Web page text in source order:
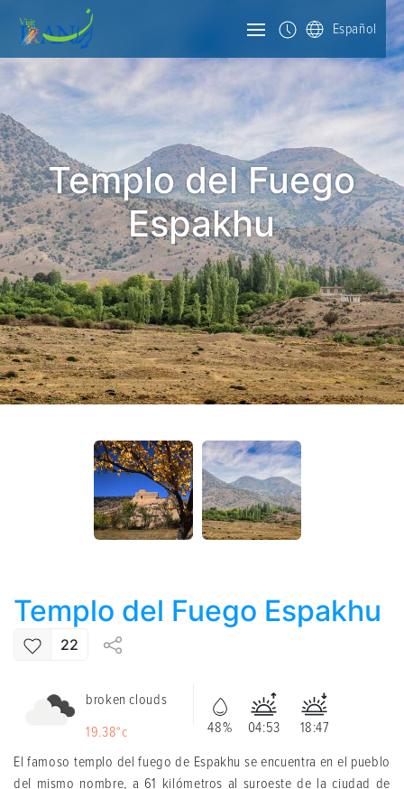
Español
Templo del Fuego
Espakhu
Templo del Fuego Espakhu
22
broken clouds
19.38°c
48% 04:53
18:47
El famoso templo del fuego de Espakhu se encuentra en el pueblo
del mismo nombre, a 61 kilómetros al suroeste de la ciudad de